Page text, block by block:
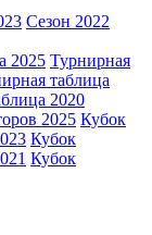
Сезон 2022
2025 Турнирная
таблица
2020
2025 Кубок
Кубок
Кубок